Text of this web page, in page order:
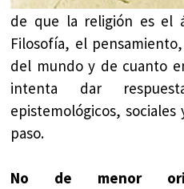
de que la religión es el
Filosofía, el
del mundo y de cuanto
intenta dar
epistemológicos,
paso.
No de menor